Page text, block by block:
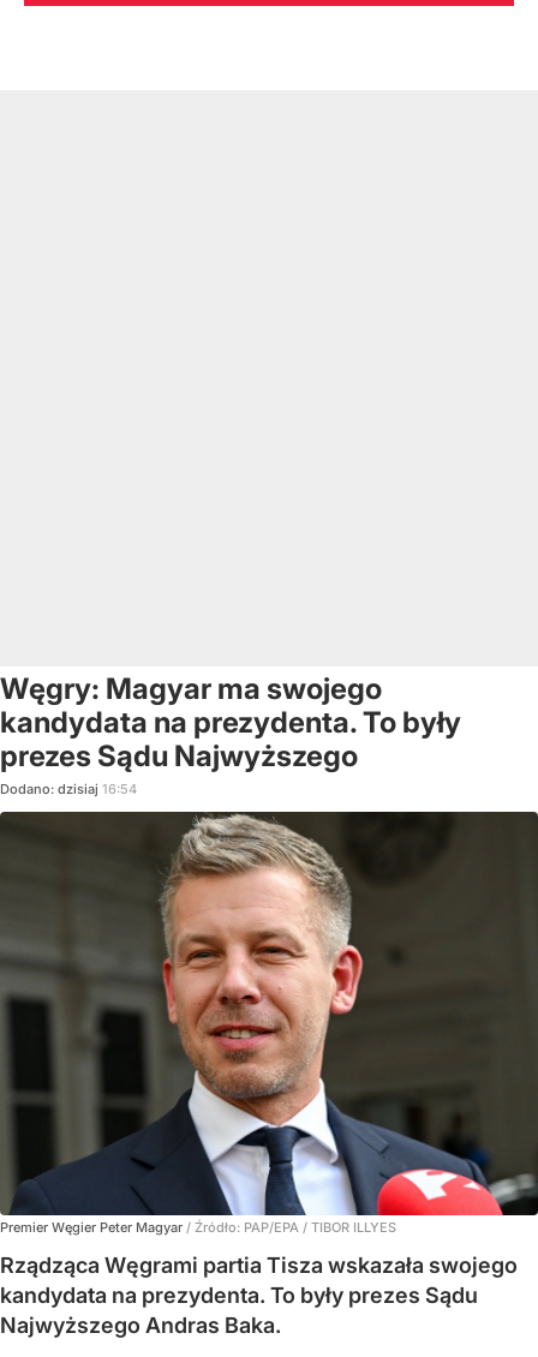
Węgry: Magyar ma swojego
kandydata na prezydenta. To były
prezes Sądu Najwyższego
Dodano: dzisiaj 16:54
Premier Węgier Peter Magyar / Źródło: PAP/EPA / TIBOR ILLYES
Rządząca Węgrami partia Tisza wskazała swojego
kandydata na prezydenta. To były prezes Sądu
Najwyższego Andras Baka.